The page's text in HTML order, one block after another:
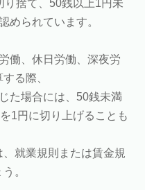
捨て、50銭以上1円未
められています。
働、休日労働、深夜労
る際、
た場合には、50銭未満
1円に切り上げることも
就業規則または賃金規
。